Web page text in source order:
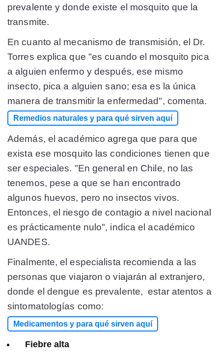
prevalente y donde existe el mosquito que la
transmite.
En cuanto al mecanismo de transmisión, el Dr.
Torres explica que "es cuando el mosquito pica
a alguien enfermo y después, ese mismo
insecto, pica a alguien sano; esa es la única
manera de transmitir la enfermedad", comenta.
Remedios naturales y para qué sirven aquí
Además, el académico agrega que para que
exista ese mosquito las condiciones tienen que
ser especiales. "En general en Chile, no las
tenemos, pese a que se han encontrado
algunos huevos, pero no insectos vivos.
Entonces, el riesgo de contagio a nivel nacional
es prácticamente nulo", indica el académico
UANDES.
Finalmente, el especialista recomienda a las
personas que viajaron o viajarán al extranjero,
donde el dengue es prevalente, estar atentos a
sintomatologías como:
Medicamentos y para qué sirven aquí
Fiebre alta